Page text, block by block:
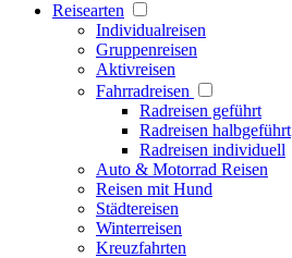
Reisearten
Individualreisen
Gruppenreisen
Aktivreisen
Fahrradreisen
Radreisen geführt
Radreisen halbgeführt
Radreisen individuell
Auto & Motorrad Reisen
Reisen mit Hund
Städtereisen
Winterreisen
Kreuzfahrten